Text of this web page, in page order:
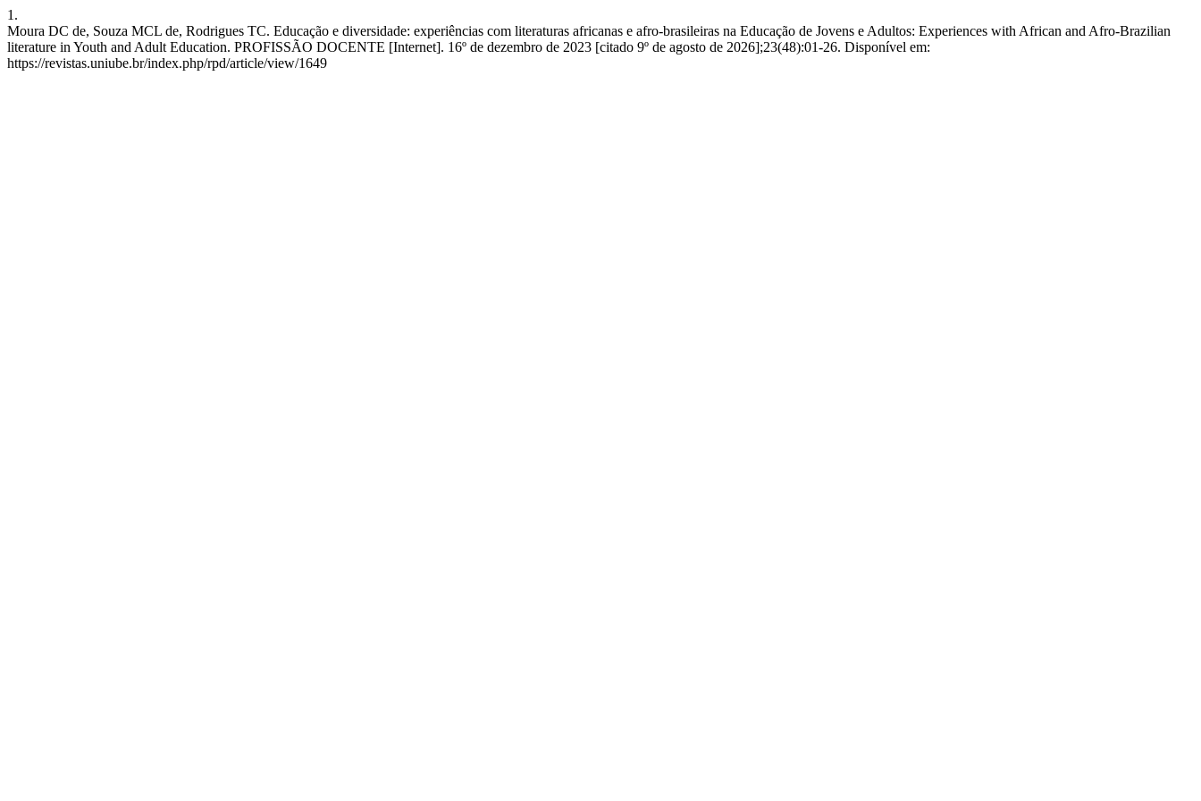
1.
Moura DC de, Souza MCL de, Rodrigues TC. Educação e diversidade: experiências com literaturas africanas e afro-brasileiras na Educação de Jovens e Adultos: Experiences with African and Afro-Brazilian
literature in Youth and Adult Education. PROFISSÃO DOCENTE [Internet]. 16º de dezembro de 2023 [citado 9º de agosto de 2026];23(48):01-26. Disponível em:
https://revistas.uniube.br/index.php/rpd/article/view/1649